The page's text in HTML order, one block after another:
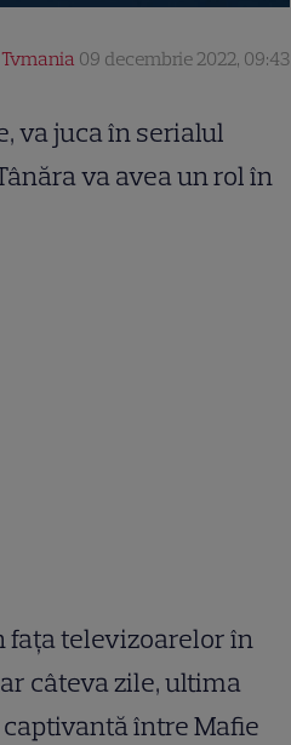
09 decembrie 2022, 09:43
va juca în serialul
va avea un rol în
fața televizoarelor în
câteva zile, ultima
între Mafie